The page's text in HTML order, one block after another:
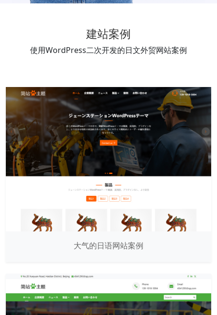
建站案例
使用WordPress二次开发的日文外贸网站案例
大气的日语网站案例